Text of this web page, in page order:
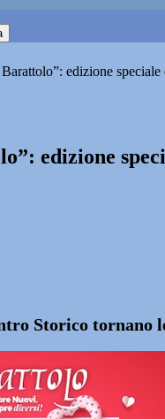
edizione
edizione
Storico tornano